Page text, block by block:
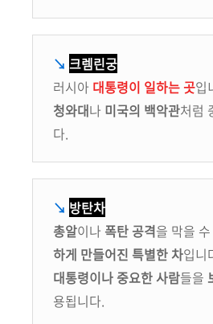
↘ 크렘린궁
러시아 대통령이 일하는 곳입
청와대나 미국의 백악관처럼
다.
↘ 방탄차
총알이나 폭탄 공격을 막을
하게 만들어진 특별한 차입니
대통령이나 중요한 사람들을
용됩니다.